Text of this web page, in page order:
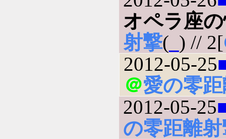
オペラ座
射撃( ) // 2[
2012-05-25
＠愛の零
2012-05-25
の零距離